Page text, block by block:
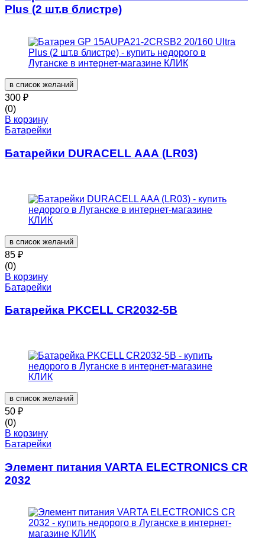
Plus (2 шт.в блистре)
в список желаний
300 ₽
(0)
В корзину
Батарейки
Батарейки DURACELL AAA (LR03)
в список желаний
85 ₽
(0)
В корзину
Батарейки
Батарейка PKCELL CR2032-5B
в список желаний
50 ₽
(0)
В корзину
Батарейки
Элемент питания VARTA ELECTRONICS CR
2032